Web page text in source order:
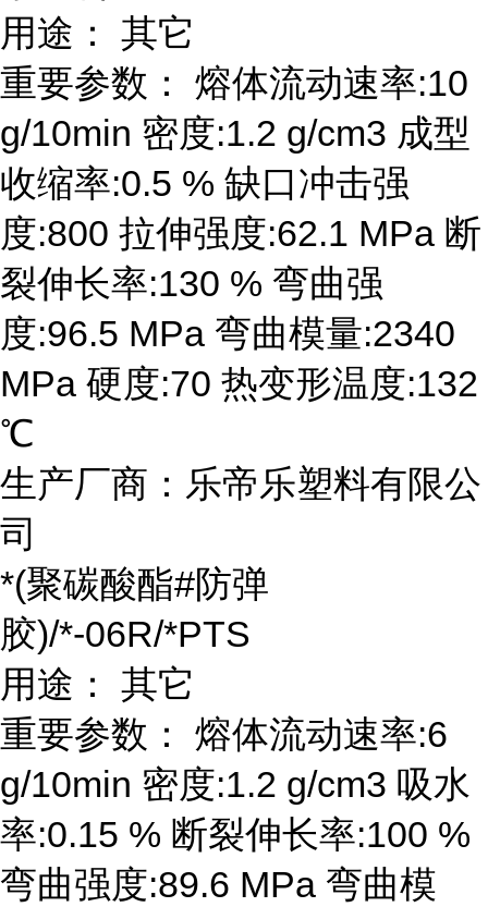
用途： 其它
重要参数： 熔体流动速率:10
g/10min 密度:1.2 g/cm3 成型
收缩率:0.5 % 缺口冲击强
度:800 拉伸强度:62.1 MPa 断
裂伸长率:130 % 弯曲强
度:96.5 MPa 弯曲模量:2340
MPa 硬度:70 热变形温度:132
℃
生产厂商：乐帝乐塑料有限公
司
*(聚碳酸酯#防弹
胶)/*-06R/*PTS
用途： 其它
重要参数： 熔体流动速率:6
g/10min 密度:1.2 g/cm3 吸水
率:0.15 % 断裂伸长率:100 %
弯曲强度:89.6 MPa 弯曲模